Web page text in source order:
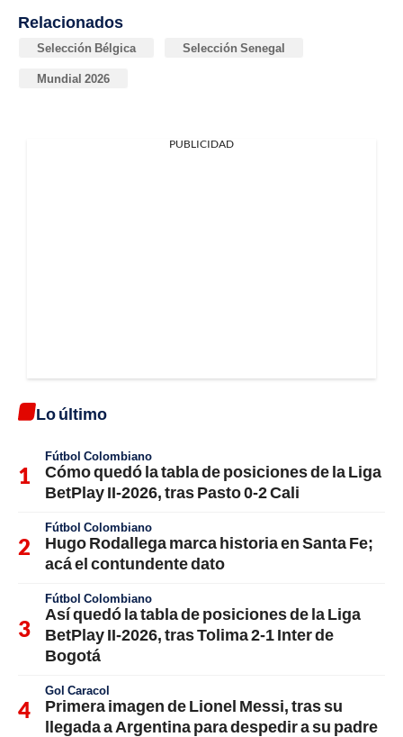
Relacionados
Selección Bélgica Selección Senegal
Mundial 2026
PUBLICIDAD
Lo último
Fútbol Colombiano
Cómo quedó la tabla de posiciones de la Liga
BetPlay II-2026, tras Pasto 0-2 Cali
Fútbol Colombiano
Hugo Rodallega marca historia en Santa Fe;
acá el contundente dato
Fútbol Colombiano
Así quedó la tabla de posiciones de la Liga
BetPlay II-2026, tras Tolima 2-1 Inter de
Bogotá
Gol Caracol
Primera imagen de Lionel Messi, tras su
llegada a Argentina para despedir a su padre